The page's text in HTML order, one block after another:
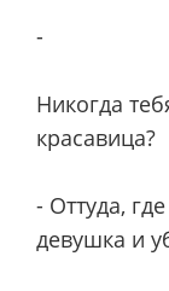
-
Никогда
красавица?
- Оттуда,
девушка и